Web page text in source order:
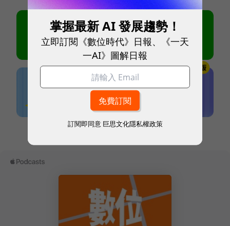
本網站內容未經允許，不得轉載。
掌握最新 AI 發展趨勢！
立即訂閱《數位時代》日報、《一天
一AI》圖解日報
訂閱即同意 巨思文化隱私權政策